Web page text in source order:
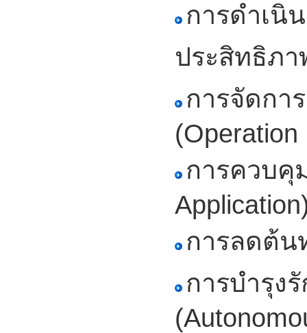
การดำเนิ
ประสิทธิภา
การจัดกา
(Operation
การควบคุ
การลดต้น
การบำรุง